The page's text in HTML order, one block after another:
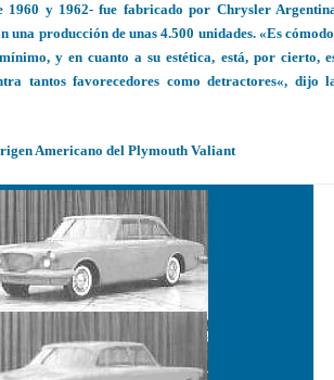
1960 y 1962- fue fabricado por Chrysler
una producción de unas 4.500 unidades. «Es
y en cuanto a su estética, está, por cierto,
tantos favorecedores como detractores«, dijo
Americano del Plymouth Valiant